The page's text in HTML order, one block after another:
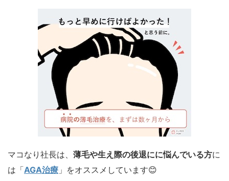
マコなり社長は、 薄毛や生え際の後退にに悩んでいる方に
は「AGA治療 」をオススメしています😊